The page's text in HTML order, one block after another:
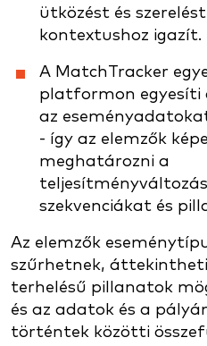
ütközést és
kontextushoz igazít.
A MatchTracker
platformon egyesíti
az
- így az elemzők
meghatározni a
szekvenciákat és
Az elemzők
szűrhetnek,
terhelésű pillanatok
és az adatok és a
történtek közötti